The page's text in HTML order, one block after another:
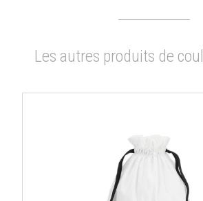
Les autres produits de